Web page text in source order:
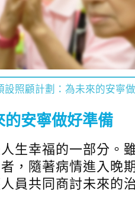
設照顧計劃：為未來的安寧
的安寧做好準備
生幸福的一部分。
，隨著病情進入晚
員共同商討未來的